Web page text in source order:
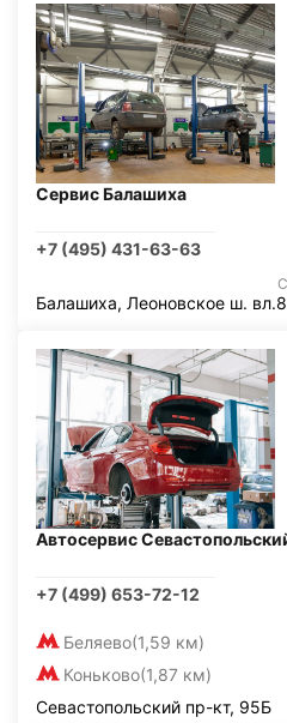
Сервис Балашиха
+7 (495) 431-63-63
Балашиха, Леоновское ш. вл.8
Автосервис
+7 (499) 653-72-12
Беляево(1,59 км)
Коньково(1,87 км)
Севастопольский пр-кт, 95Б